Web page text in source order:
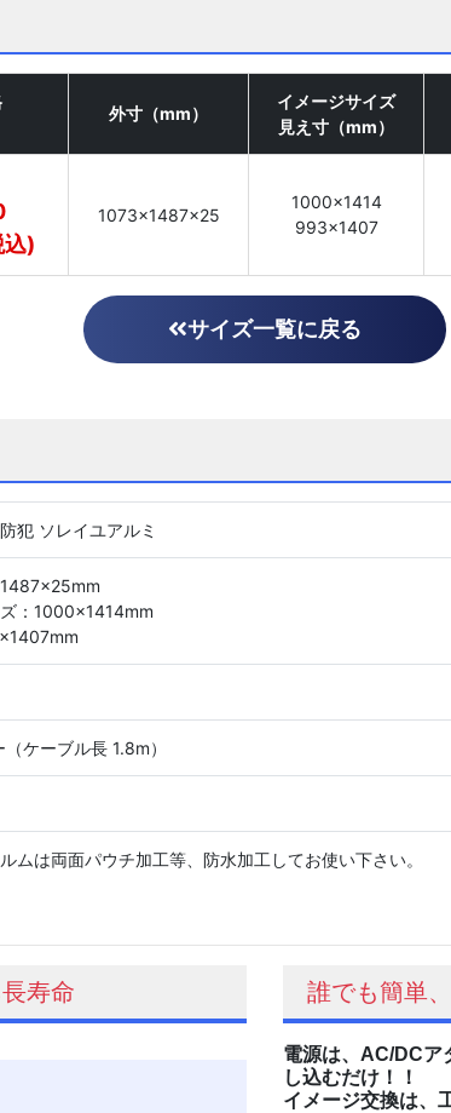
外寸（mm）
イメージサイズ
見え寸（mm）
)
1073×1487×25
1000×1414
993×1407
サイズ一覧に戻る
犯 ソレイユアルミ
：1000×1414mm
ケーブル長 1.8m）
ムは両面パウチ加工等、防水加工してお使い下さい。
寿命 誰でも簡単
電源は、AC/DCア
し込むだけ！！
イメージ交換は、